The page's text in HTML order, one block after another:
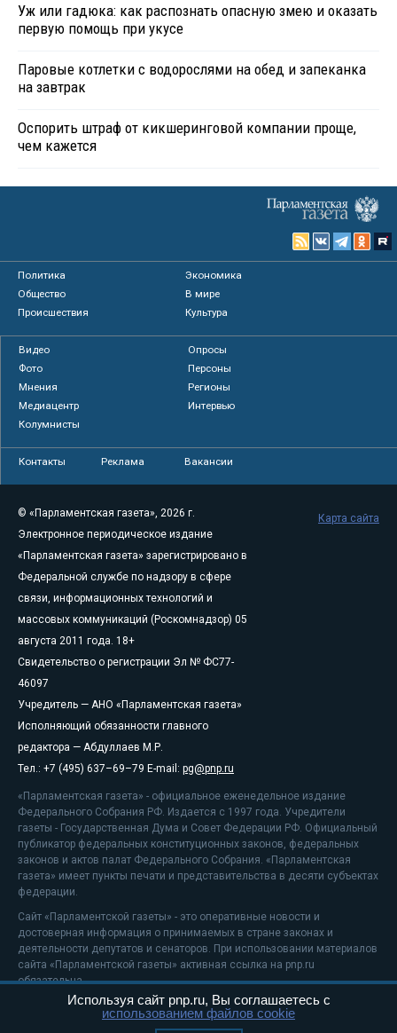
Уж или гадюка: как распознать опасную змею и оказать
первую помощь при укусе
Паровые котлетки с водорослями на обед и запеканка
на завтрак
Оспорить штраф от кикшеринговой компании проще,
чем кажется
Политика
Экономика
Общество
В мире
Происшествия
Культура
Видео
Опросы
Фото
Персоны
Мнения
Регионы
Медиацентр
Интервью
Колумнисты
Контакты Реклама Вакансии
© «Парламентская газета», 2026 г.
Электронное периодическое издание
«Парламентская газета» зарегистрировано в
Федеральной службе по надзору в сфере
связи, информационных технологий и
массовых коммуникаций (Роскомнадзор) 05
августа 2011 года. 18+
Свидетельство о регистрации Эл № ФС77-
46097
Учредитель — АНО «Парламентская газета»
Исполняющий обязанности главного
редактора — Абдуллаев М.Р.
Тел.: +7 (495) 637–69–79 E-mail: pg@pnp.ru
«Парламентская газета» - официальное еженедельное издание
Федерального Собрания РФ. Издается с 1997 года. Учредители
газеты - Государственная Дума и Совет Федерации РФ. Официальный
публикатор федеральных конституционных законов, федеральных
законов и актов палат Федерального Собрания. «Парламентская
газета» имеет пункты печати и представительства в десяти субъектах
федерации.
Сайт «Парламентской газеты» - это оперативные новости и
достоверная информация о принимаемых в стране законах и
деятельности депутатов и сенаторов. При использовании материалов
сайта «Парламентской газеты» активная ссылка на pnp.ru
обязательна.
На информационном ресурсе применяютсярекомендательные
Карта сайта
Используя сайт pnp.ru, Вы соглашаетесь с
использованием файлов cookie